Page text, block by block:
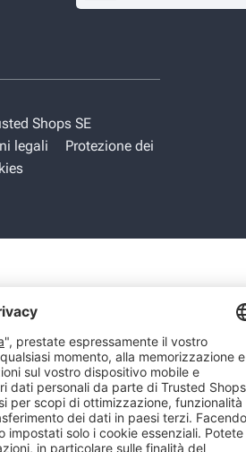
Shops SE
legali
Protezione dei